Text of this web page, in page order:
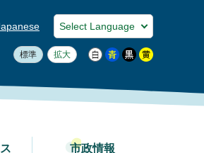
標準 拡大
市政情報